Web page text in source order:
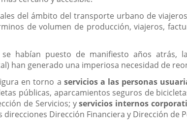
del ámbito del transporte urbano de
de volumen de producción, viajeros,
habían puesto de manifiesto años atrás,
han generado una imperiosa necesidad de
en torno a servicios a las personas
públicas, aparcamientos seguros de
de Servicios; yservicios internos
Dirección Financiera y Dirección de